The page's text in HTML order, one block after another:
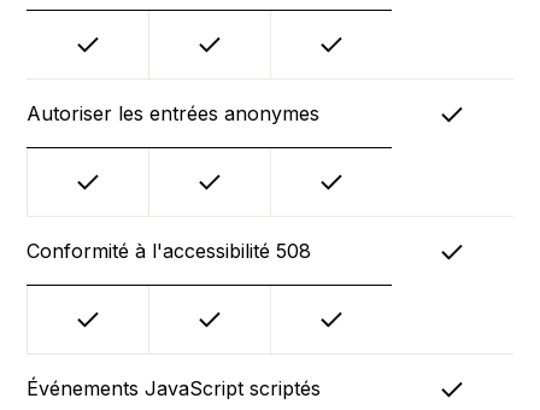
Autoriser les entrées anonymes
Conformité à l'accessibilité 508
Événements JavaScript scriptés